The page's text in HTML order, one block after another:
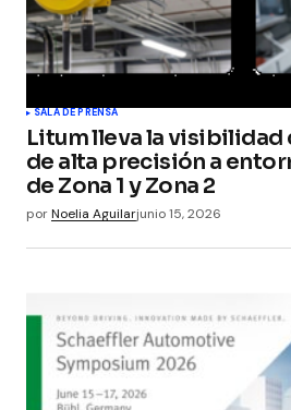
SALA DE PRENSA
Litum lleva la visibilidad
de alta precisión a
de Zona 1 y Zona 2
porNoelia Aguilarjunio 15, 2026